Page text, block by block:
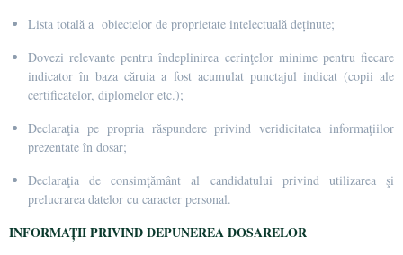
Lista totală a obiectelor de proprietate intelectuală deținute;
Dovezi relevante pentru îndeplinirea cerinţelor minime pentru fiecare
indicator în baza căruia a fost acumulat punctajul indicat (copii ale
certificatelor, diplomelor etc.);
Declaraţia pe propria răspundere privind veridicitatea informaţiilor
prezentate în dosar;
Declaraţia de consimţământ al candidatului privind utilizarea şi
prelucrarea datelor cu caracter personal.
INFORMAȚII PRIVIND DEPUNEREA DOSARELOR